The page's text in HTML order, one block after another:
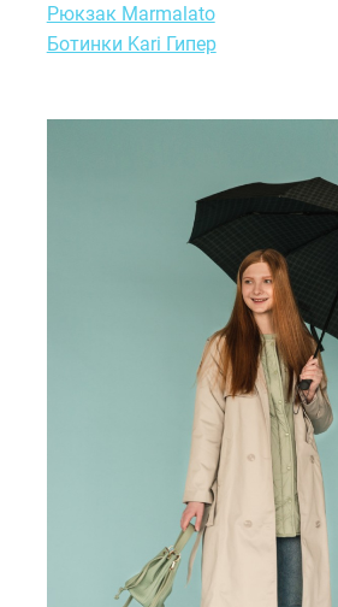
Рюкзак Marmalato
Ботинки Kari Гипер